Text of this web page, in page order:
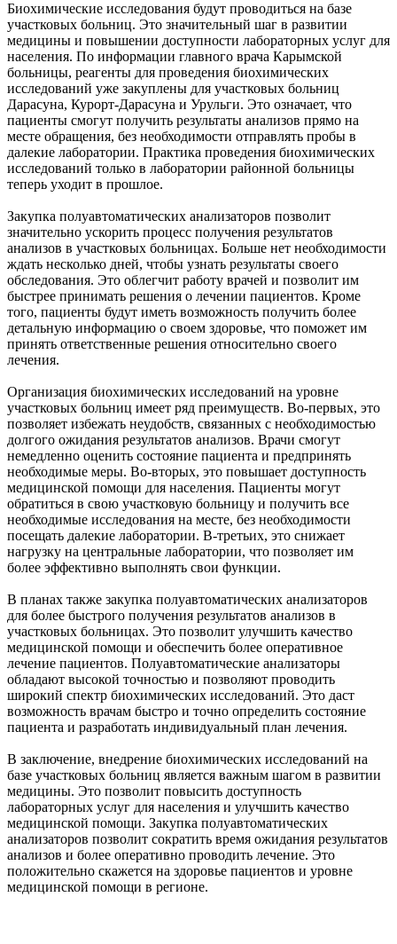
Биохимические исследования будут проводиться на базе
участковых больниц. Это значительный шаг в развитии
медицины и повышении доступности лабораторных услуг для
населения. По информации главного врача Карымской
больницы, реагенты для проведения биохимических
исследований уже закуплены для участковых больниц
Дарасуна, Курорт-Дарасуна и Урульги. Это означает, что
пациенты смогут получить результаты анализов прямо на
месте обращения, без необходимости отправлять пробы в
далекие лаборатории. Практика проведения биохимических
исследований только в лаборатории районной больницы
теперь уходит в прошлое.
Закупка полуавтоматических анализаторов позволит
значительно ускорить процесс получения результатов
анализов в участковых больницах. Больше нет необходимости
ждать несколько дней, чтобы узнать результаты своего
обследования. Это облегчит работу врачей и позволит им
быстрее принимать решения о лечении пациентов. Кроме
того, пациенты будут иметь возможность получить более
детальную информацию о своем здоровье, что поможет им
принять ответственные решения относительно своего
лечения.
Организация биохимических исследований на уровне
участковых больниц имеет ряд преимуществ. Во-первых, это
позволяет избежать неудобств, связанных с необходимостью
долгого ожидания результатов анализов. Врачи смогут
немедленно оценить состояние пациента и предпринять
необходимые меры. Во-вторых, это повышает доступность
медицинской помощи для населения. Пациенты могут
обратиться в свою участковую больницу и получить все
необходимые исследования на месте, без необходимости
посещать далекие лаборатории. В-третьих, это снижает
нагрузку на центральные лаборатории, что позволяет им
более эффективно выполнять свои функции.
В планах также закупка полуавтоматических анализаторов
для более быстрого получения результатов анализов в
участковых больницах. Это позволит улучшить качество
медицинской помощи и обеспечить более оперативное
лечение пациентов. Полуавтоматические анализаторы
обладают высокой точностью и позволяют проводить
широкий спектр биохимических исследований. Это даст
возможность врачам быстро и точно определить состояние
пациента и разработать индивидуальный план лечения.
В заключение, внедрение биохимических исследований на
базе участковых больниц является важным шагом в развитии
медицины. Это позволит повысить доступность
лабораторных услуг для населения и улучшить качество
медицинской помощи. Закупка полуавтоматических
анализаторов позволит сократить время ожидания результатов
анализов и более оперативно проводить лечение. Это
положительно скажется на здоровье пациентов и уровне
медицинской помощи в регионе.